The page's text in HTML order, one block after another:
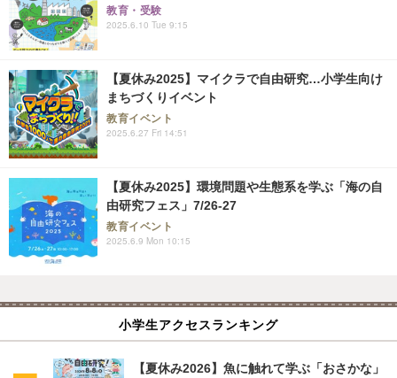
教育・受験
2025.6.10 Tue 9:15
【夏休み2025】マイクラで自由研究…小学生向け
まちづくりイベント
教育イベント
2025.6.27 Fri 14:51
【夏休み2025】環境問題や生態系を学ぶ「海の自
由研究フェス」7/26-27
教育イベント
2025.6.9 Mon 10:15
小学生アクセスランキング
【夏休み2026】魚に触れて学ぶ「おさかな」